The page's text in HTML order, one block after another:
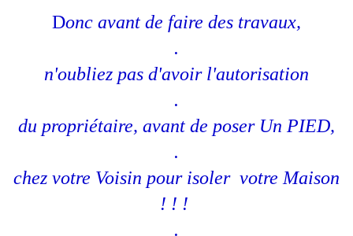
Donc avant de faire des travaux,
.
n'oubliez pas d'avoir l'autorisation
.
du propriétaire, avant de poser Un PIED,
.
chez votre Voisin pour isoler votre Maison
! ! !
.